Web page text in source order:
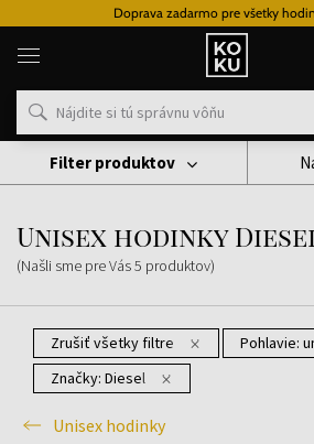
Doprava zadarmo pre všetky
Originálne
parfémy
hodinky
na
mieste
Hodinky
Unisex Hodinky
Unisex hodinky
(Našli sme pre Vás5 produktov)
Zrušiť všetky filtre Pohlavie:
Značky: Diesel
Unisex hodinky
Filter produktov